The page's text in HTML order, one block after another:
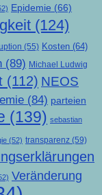
Epidemie (66)
(124)
(55) Kosten (64)
(89) Michael Ludwig
(112) NEOS
(84) parteien
(139) sebastian
(52) transparenz (59)
Veränderung